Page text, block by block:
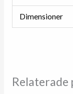
Dimensioner